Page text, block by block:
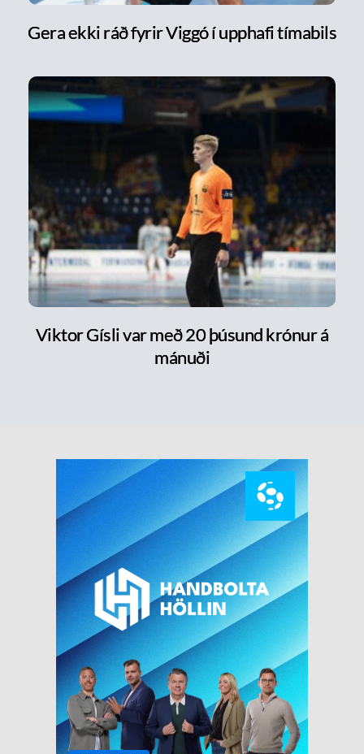
Gera ekki ráð fyrir Viggó í upphafi tímabils
Viktor Gísli var með 20 þúsund krónur á
mánuði